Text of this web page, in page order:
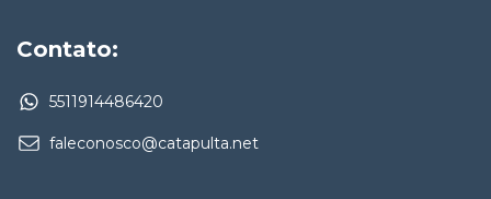
Contato:
5511914486420
faleconosco@catapulta.net